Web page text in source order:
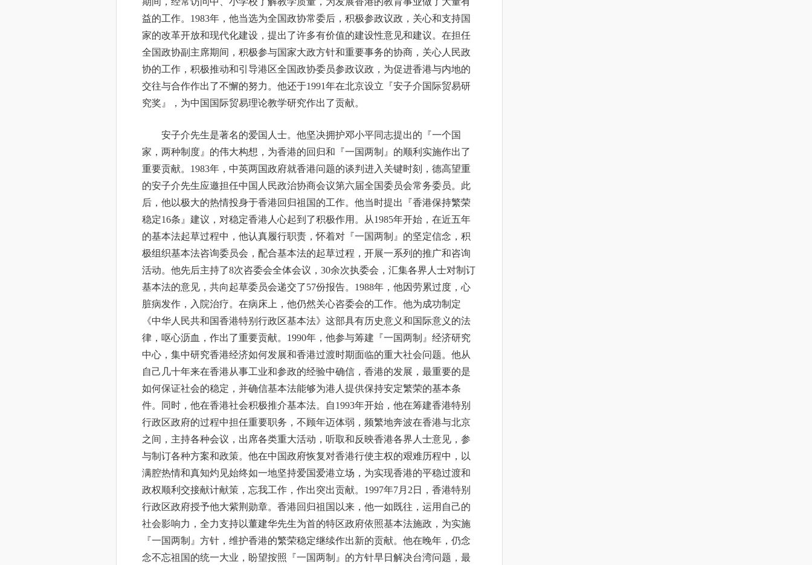
益的工作。1983年，他当选为全国政协常委后，积极参政议政，关心和支持国
家的改革开放和现代化建设，提出了许多有价值的建设性意见和建议。在担任
全国政协副主席期间，积极参与国家大政方针和重要事务的协商，关心人民政
协的工作，积极推动和引导港区全国政协委员参政议政，为促进香港与内地的
交往与合作作出了不懈的努力。他还于1991年在北京设立『安子介国际贸易研
究奖』，为中国国际贸易理论教学研究作出了贡献。
安子介先生是著名的爱国人士。他坚决拥护邓小平同志提出的『一个国
家，两种制度』的伟大构想，为香港的回归和『一国两制』的顺利实施作出了
重要贡献。1983年，中英两国政府就香港问题的谈判进入关键时刻，德高望重
的安子介先生应邀担任中国人民政治协商会议第六届全国委员会常务委员。此
后，他以极大的热情投身于香港回归祖国的工作。他当时提出『香港保持繁荣
稳定16条』建议，对稳定香港人心起到了积极作用。从1985年开始，在近五年
的基本法起草过程中，他认真履行职责，怀着对『一国两制』的坚定信念，积
极组织基本法咨询委员会，配合基本法的起草过程，开展一系列的推广和咨询
活动。他先后主持了8次咨委会全体会议，30余次执委会，汇集各界人士对制订
基本法的意见，共向起草委员会递交了57份报告。1988年，他因劳累过度，心
脏病发作，入院治疗。在病床上，他仍然关心咨委会的工作。他为成功制定
《中华人民共和国香港特别行政区基本法》这部具有历史意义和国际意义的法
律，呕心沥血，作出了重要贡献。1990年，他参与筹建『一国两制』经济研究
中心，集中研究香港经济如何发展和香港过渡时期面临的重大社会问题。他从
自己几十年来在香港从事工业和参政的经验中确信，香港的发展，最重要的是
如何保证社会的稳定，并确信基本法能够为港人提供保持安定繁荣的基本条
件。同时，他在香港社会积极推介基本法。自1993年开始，他在筹建香港特别
行政区政府的过程中担任重要职务，不顾年迈体弱，频繁地奔波在香港与北京
之间，主持各种会议，出席各类重大活动，听取和反映香港各界人士意见，参
与制订各种方案和政策。他在中国政府恢复对香港行使主权的艰难历程中，以
满腔热情和真知灼见始终如一地坚持爱国爱港立场，为实现香港的平稳过渡和
政权顺利交接献计献策，忘我工作，作出突出贡献。1997年7月2日，香港特别
行政区政府授予他大紫荆勋章。香港回归祖国以来，他一如既往，运用自己的
社会影响力，全力支持以董建华先生为首的特区政府依照基本法施政，为实施
『一国两制』方针，维护香港的繁荣稳定继续作出新的贡献。他在晚年，仍念
念不忘祖国的统一大业，盼望按照『一国两制』的方针早日解决台湾问题，最